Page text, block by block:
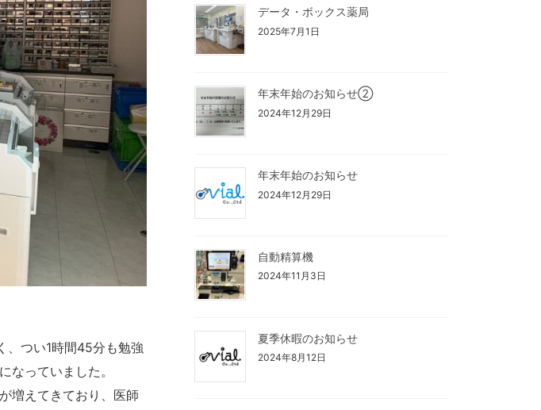
、つい1時間45分も勉強
なっていました。
増えてきており、医師
データ・ボックス薬局
2025年7月1日
年末年始のお知らせ②
2024年12月29日
年末年始のお知らせ
2024年12月29日
自動精算機
2024年11月3日
夏季休暇のお知らせ
2024年8月12日